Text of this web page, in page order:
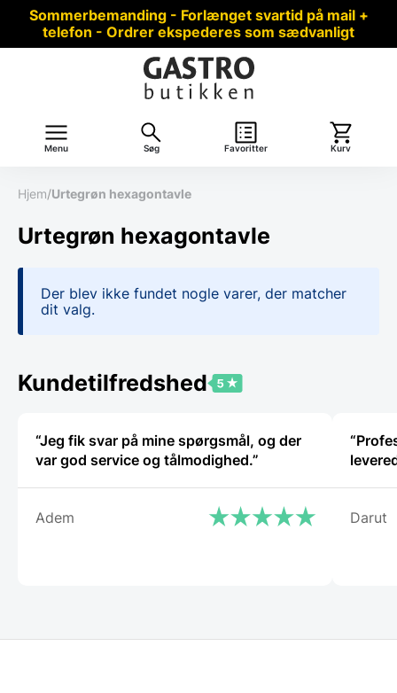
Sommerbemanding - Forlænget svartid på mail +
telefon - Ordrer ekspederes som sædvanligt
Menu Søg Favoritter Kurv
Hjem/Urtegrøn hexagontavle
Urtegrøn hexagontavle
Der blev ikke fundet nogle varer, der matcher
dit valg.
Kundetilfredshed
“Jeg fik svar på mine spørgsmål, og der
var god service og tålmodighed.”
Adem Darut